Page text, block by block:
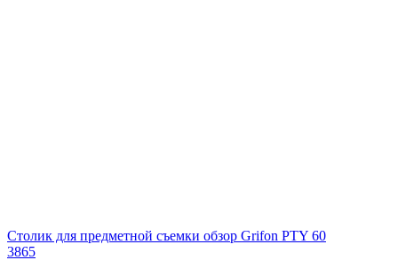
Столик для предметной съемки обзор Grifon PTY 60
3865